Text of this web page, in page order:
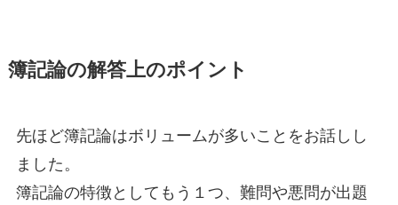
簿記論の解答上のポイント
先ほど簿記論はボリュームが多いことをお話しし
ました。
簿記論の特徴としてもう１つ、難問や悪問が出題